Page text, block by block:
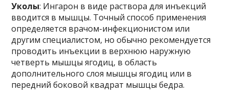
Уколы: Ингарон в виде раствора для инъекций
вводится в мышцы. Точный способ применения
определяется врачом-инфекционистом или
другим специалистом, но обычно рекомендуется
проводить инъекции в верхнюю наружную
четверть мышцы ягодиц, в область
дополнительного слоя мышцы ягодиц или в
передний боковой квадрат мышцы бедра.